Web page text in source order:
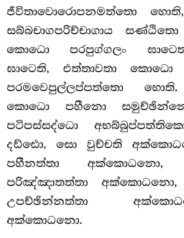
ජීවිතාවොරොපනමත්තො
සබ්බචාගපරිච්චාගාය
කොධො පරපුග්ගලං
ඝාටෙති, එත්තාවතා කොධො
පරමවෙපුල්ලප්පත්තො
කොධො පහීනො
පටිපස්සද්ධො
දඩ්ඪො, සො වුච්චති
පහීනත්තා අක්කොධනො,
පරිඤ්ඤාතත්තා
උපච්ඡින්නත්තා
අක්කොධනො.